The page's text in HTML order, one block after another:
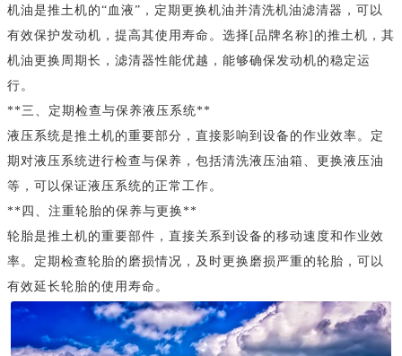
机油是推土机的“血液”，定期更换机油并清洗机油滤清器，可以
有效保护发动机，提高其使用寿命。选择[品牌名称]的推土机，其
机油更换周期长，滤清器性能优越，能够确保发动机的稳定运
行。
**三、定期检查与保养液压系统**
液压系统是推土机的重要部分，直接影响到设备的作业效率。定
期对液压系统进行检查与保养，包括清洗液压油箱、更换液压油
等，可以保证液压系统的正常工作。
**四、注重轮胎的保养与更换**
轮胎是推土机的重要部件，直接关系到设备的移动速度和作业效
率。定期检查轮胎的磨损情况，及时更换磨损严重的轮胎，可以
有效延长轮胎的使用寿命。